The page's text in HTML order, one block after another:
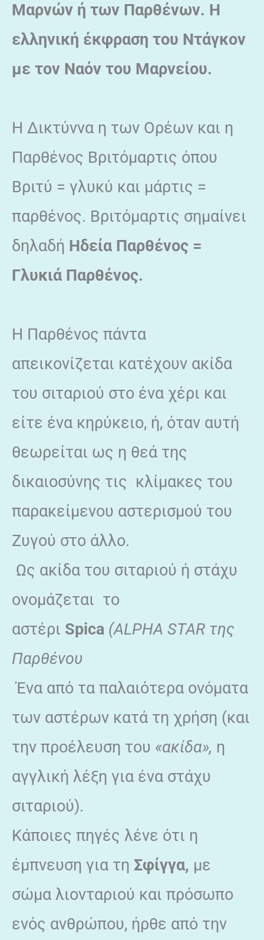
Μαρνών ή των Παρθένων. Η
ελληνική έκφραση του Ντάγκον
με τον Ναόν του Μαρνείου.
Η Δικτύννα η των Ορέων και η
Παρθένος Βριτόμαρτις όπου
Βριτύ = γλυκύ και μάρτις =
παρθένος. Βριτόμαρτις σημαίνει
δηλαδή Ηδεία Παρθένος =
Γλυκιά Παρθένος.
Η Παρθένος πάντα
απεικονίζεται κατέχουν ακίδα
του σιταριού στο ένα χέρι και
είτε ένα κηρύκειο, ή, όταν αυτή
θεωρείται ως η θεά της
δικαιοσύνης τις κλίμακες του
παρακείμενου αστερισμού του
Ζυγού στο άλλο.
Ως ακίδα του σιταριού ή στάχυ
ονομάζεται το
αστέρι Spica (ALPHA STAR της
Παρθένου
Ένα από τα παλαιότερα ονόματα
των αστέρων κατά τη χρήση (και
την προέλευση του «ακίδα», η
αγγλική λέξη για ένα στάχυ
σιταριού).
Κάποιες πηγές λένε ότι η
έμπνευση για τη Σφίγγα, με
σώμα λιονταριού και πρόσωπο
ενός ανθρώπου, ήρθε από την